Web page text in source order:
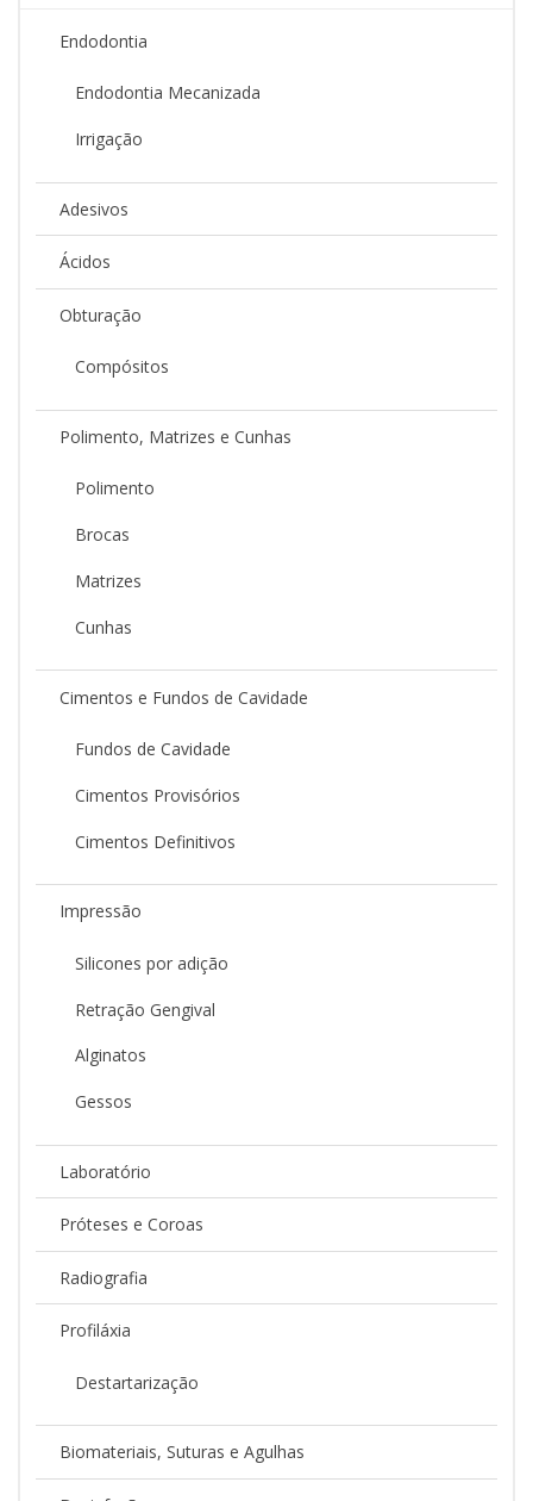
the
Endodontia
Endodontia Mecanizada
Irrigação
Adesivos
Ácidos
Obturação
Compósitos
Polimento, Matrizes e Cunhas
Polimento
Brocas
Matrizes
Cunhas
Cimentos e Fundos de Cavidade
Fundos de Cavidade
Cimentos Provisórios
Cimentos Definitivos
Impressão
Silicones por adição
Retração Gengival
Alginatos
Gessos
Laboratório
Próteses e Coroas
Radiografia
Profiláxia
Destartarização
Biomateriais, Suturas e Agulhas